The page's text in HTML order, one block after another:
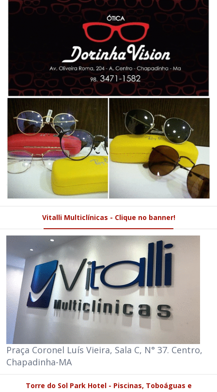
Vitalli Multiclínicas - Clique no banner!
Praça Coronel Luís Vieira, Sala C, N° 37. Centro,
Chapadinha-MA
Torre do Sol Park Hotel - Piscinas, Toboáguas e